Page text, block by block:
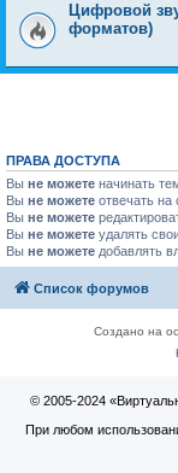
Цифровой
форматов)
ПРАВА ДОСТУПА
Вы не можете начинать
Вы не можете отвечать
Вы не можете
Вы не можете удалять
Вы не можете добавлять
Список форумов
Создано на
© 2005-2024
При любом